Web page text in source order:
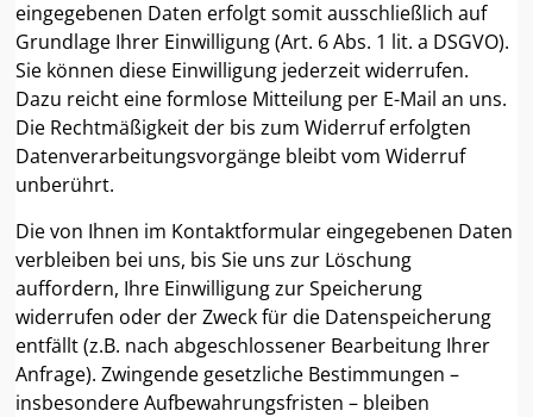
eingegebenen Daten erfolgt somit ausschließlich auf
Grundlage Ihrer Einwilligung (Art. 6 Abs. 1 lit. a DSGVO).
Sie können diese Einwilligung jederzeit widerrufen.
Dazu reicht eine formlose Mitteilung per E-Mail an uns.
Die Rechtmäßigkeit der bis zum Widerruf erfolgten
Datenverarbeitungsvorgänge bleibt vom Widerruf
unberührt.
Die von Ihnen im Kontaktformular eingegebenen Daten
verbleiben bei uns, bis Sie uns zur Löschung
auffordern, Ihre Einwilligung zur Speicherung
widerrufen oder der Zweck für die Datenspeicherung
entfällt (z.B. nach abgeschlossener Bearbeitung Ihrer
Anfrage). Zwingende gesetzliche Bestimmungen –
insbesondere Aufbewahrungsfristen – bleiben